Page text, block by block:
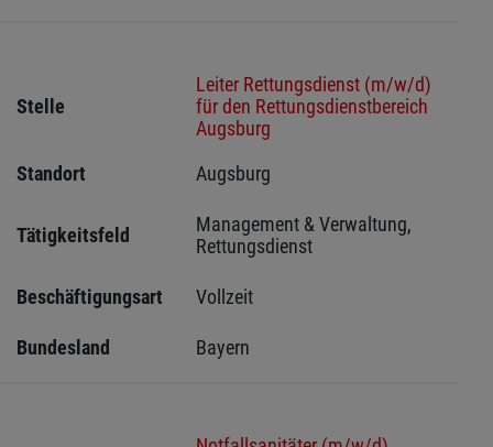
Stelle
Leiter Rettungsdienst (m/w/d)
für den Rettungsdienstbereich
Augsburg
Standort
Augsburg
Tätigkeitsfeld
Management & Verwaltung,
Rettungsdienst
Beschäftigungsart Vollzeit
Bundesland Bayern